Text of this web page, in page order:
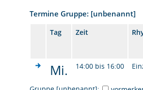
Termine Gruppe: [unbenannt]
Tag Zeit
Mi. 14:00 bis 16:00